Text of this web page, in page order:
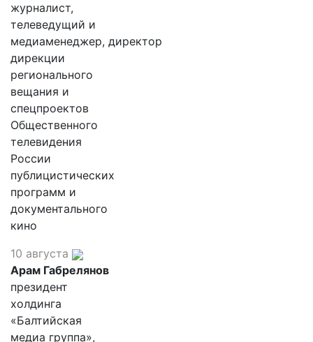
журналист,
телеведущий и
медиаменеджер, директор
дирекции
регионального
вещания и
спецпроектов
Общественного
телевидения
России
публицистических
программ и
документального
кино
10 августа
Арам Габрелянов
президент
холдинга
«Балтийская
медиа группа»,